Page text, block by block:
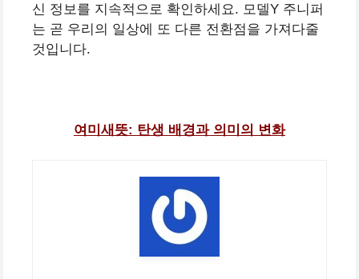
신 정보를 지속적으로 확인하세요. 모델Y 주니퍼
는 곧 우리의 일상에 또 다른 전환점을 가져다줄
것입니다.
여미새뜻: 탄생 배경과 의미의 변화